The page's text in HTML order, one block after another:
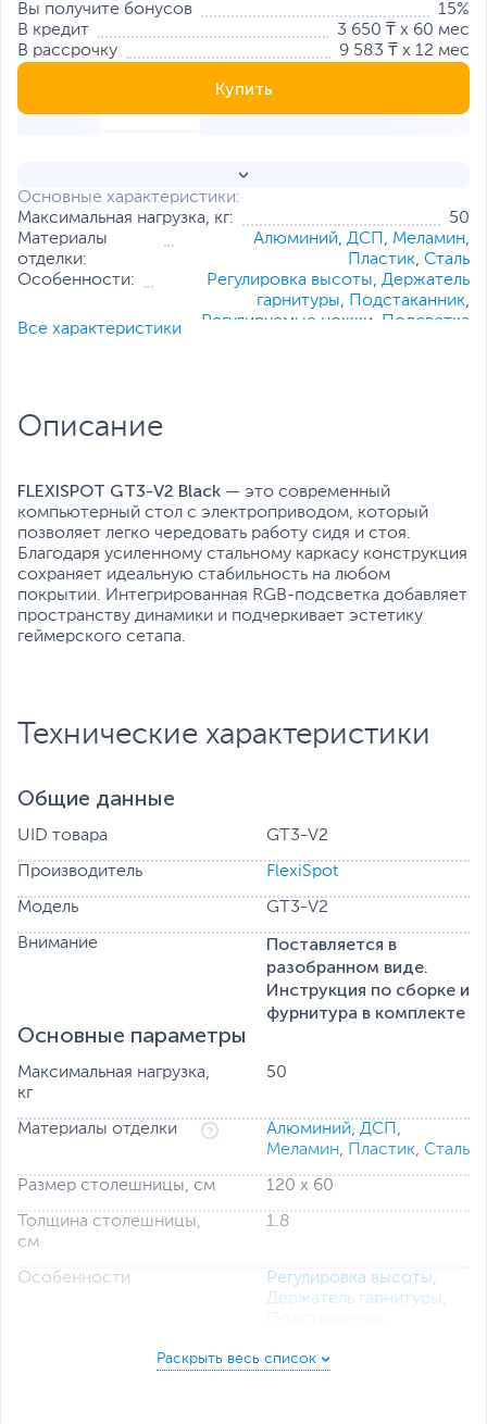
Основные характеристики:
Максимальная нагрузка, кг:
50
Материалы
отделки:
Алюминий, ДСП , Меламин,
Пластик, Сталь
Особенности:
Регулировка высоты, Держатель
гарнитуры, Подстаканник,
Регулируемые ножки Подсветка
Все характеристики
Вы получите бонусов
15%
В кредит
3 650 ₸ x 60 мес
В рассрочку
9 583 ₸ x 12 мес
Купить
Описание
FLEXISPOT GT3-V2 Black — это современный
компьютерный стол с электроприводом, который
позволяет легко чередовать работу сидя и стоя.
Благодаря усиленному стальному каркасу конструкция
сохраняет идеальную стабильность на любом
покрытии. Интегрированная RGB-подсветка добавляет
пространству динамики и подчеркивает эстетику
геймерского сетапа.
Технические характеристики
Общие данные
UID товара GT3-V2
Производитель FlexiSpot
Модель GT3-V2
Внимание
Поставляется в
разобранном виде.
Инструкция по сборке и
фурнитура в комплекте
Основные параметры
Максимальная нагрузка,
кг
50
Материалы отделки Алюминий, ДСП ,
Меламин, Пластик, Сталь
Размер столешницы, см 120 х 60
Толщина столешницы,
см
1.8
Особенности Регулировка высоты,
Держатель гарнитуры
Подсветка